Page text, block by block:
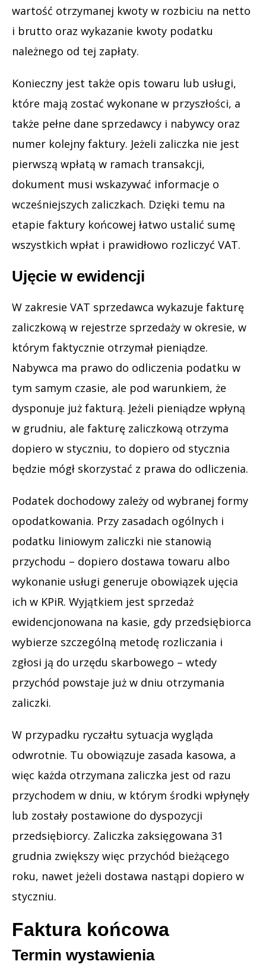
wartość otrzymanej kwoty w rozbiciu na netto
i brutto oraz wykazanie kwoty podatku
należnego od tej zapłaty.
Konieczny jest także opis towaru lub usługi,
które mają zostać wykonane w przyszłości, a
także pełne dane sprzedawcy i nabywcy oraz
numer kolejny faktury. Jeżeli zaliczka nie jest
pierwszą wpłatą w ramach transakcji,
dokument musi wskazywać informacje o
wcześniejszych zaliczkach. Dzięki temu na
etapie faktury końcowej łatwo ustalić sumę
wszystkich wpłat i prawidłowo rozliczyć VAT.
Ujęcie w ewidencji
W zakresie VAT sprzedawca wykazuje fakturę
zaliczkową w rejestrze sprzedaży w okresie, w
którym faktycznie otrzymał pieniądze.
Nabywca ma prawo do odliczenia podatku w
tym samym czasie, ale pod warunkiem, że
dysponuje już fakturą. Jeżeli pieniądze wpłyną
w grudniu, ale fakturę zaliczkową otrzyma
dopiero w styczniu, to dopiero od stycznia
będzie mógł skorzystać z prawa do odliczenia.
Podatek dochodowy zależy od wybranej formy
opodatkowania. Przy zasadach ogólnych i
podatku liniowym zaliczki nie stanowią
przychodu – dopiero dostawa towaru albo
wykonanie usługi generuje obowiązek ujęcia
ich w KPiR. Wyjątkiem jest sprzedaż
ewidencjonowana na kasie, gdy przedsiębiorca
wybierze szczególną metodę rozliczania i
zgłosi ją do urzędu skarbowego – wtedy
przychód powstaje już w dniu otrzymania
zaliczki.
W przypadku ryczałtu sytuacja wygląda
odwrotnie. Tu obowiązuje zasada kasowa, a
więc każda otrzymana zaliczka jest od razu
przychodem w dniu, w którym środki wpłynęły
lub zostały postawione do dyspozycji
przedsiębiorcy. Zaliczka zaksięgowana 31
grudnia zwiększy więc przychód bieżącego
roku, nawet jeżeli dostawa nastąpi dopiero w
styczniu.
Faktura końcowa
Termin wystawienia